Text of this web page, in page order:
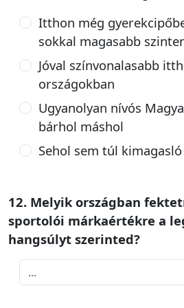
Itthon még
sokkal magasabb
Jóval színvonalasabb
országokban
Ugyanolyan nívós
bárhol máshol
Sehol sem túl kimagasló
12. Melyik országban
sportolói márkaértékre a
hangsúlyt szerinted?